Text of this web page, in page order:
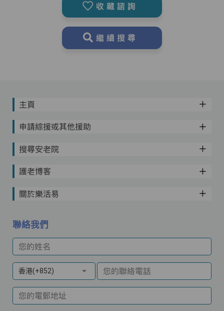
收藏諮詢
繼續搜尋
主頁
申請綜援或其他援助
搜尋安老院
護老博客
關於樂活易
聯絡我們
您的姓名
香港(+852) 您的聯絡電話
您的電郵地址